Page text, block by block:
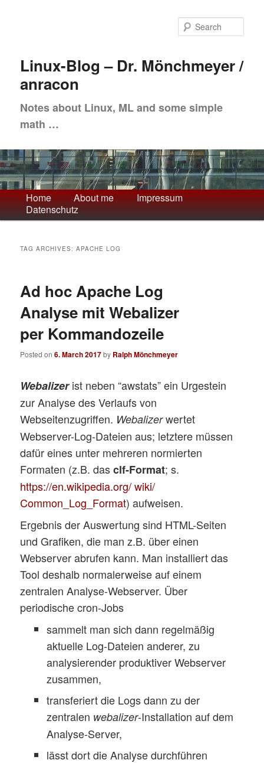
content
contentLinux-Blog – Dr. Mönchmeyer /
anracon
Notes about Linux, ML and some simple
math …
Main
menu
Home About me
Impressum
Datenschutz
TAG ARCHIVES:APACHE LOG
Ad hoc Apache Log
Analyse mit Webalizer
per Kommandozeile
Posted on6. March 2017by Ralph Mönchmeyer
Webalizerist neben “awstats” ein Urgestein
zur Analyse des Verlaufs von
Webseitenzugriffen. Webalizerwertet
Webserver-Log-Dateien aus; letztere müssen
dafür eines unter mehreren normierten
Formaten (z.B. dasclf-Format; s.
https://en.wikipedia.org/ wiki/
Common_Log_Format) aufweisen.
Ergebnis der Auswertung sind HTML-Seiten
und Grafiken, die man z.B. über einen
Webserver abrufen kann. Man installiert das
Tool deshalb normalerweise auf einem
zentralen Analyse-Webserver. Über
periodische cron-Jobs
sammelt man sich dann regelmäßig
aktuelle Log-Dateien anderer, zu
analysierender produktiver Webserver
zusammen,
transferiert die Logs dann zu der
zentralen webalizer-Installation auf dem
Analyse-Server,
lässt dort die Analyse durchführen